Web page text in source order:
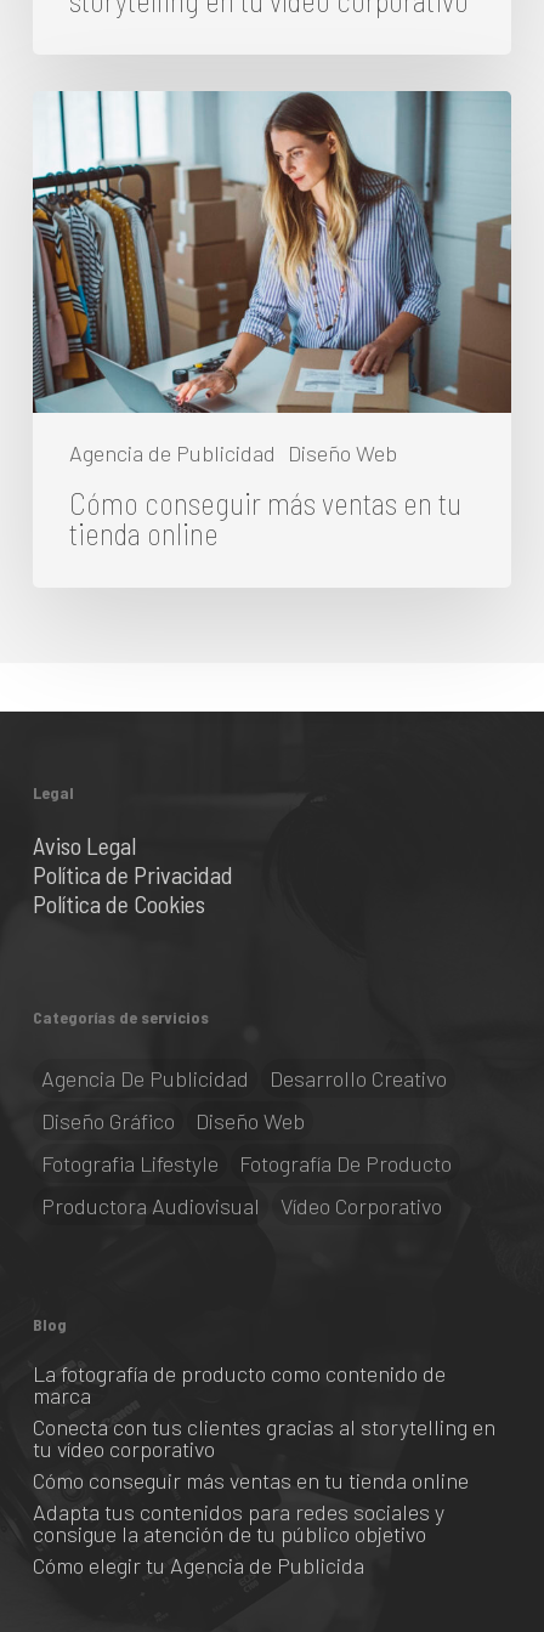
Agencia de Publicidad Diseño Web
Cómo
conseguir
más
ventas
en
tu
tienda
online
Cómo conseguir más ventas en tu
tienda online
Legal
Aviso Legal
Política de Privacidad
Política de Cookies
Categorías de servicios
Agencia De Publicidad
Desarrollo Creativo
Diseño Gráfico
Diseño Web
Fotografia Lifestyle
Fotografía De Producto
Productora Audiovisual
Vídeo Corporativo
Blog
La fotografía de producto como contenido de
marca
Conecta con tus clientes gracias al storytelling en
tu vídeo corporativo
Cómo conseguir más ventas en tu tienda online
Adapta tus contenidos para redes sociales y
consigue la atención de tu público objetivo
Cómo elegir tu Agencia de Publicida